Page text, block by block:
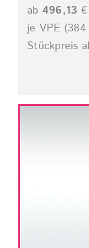
ab 496,13 €
je VPE
Stückpreis